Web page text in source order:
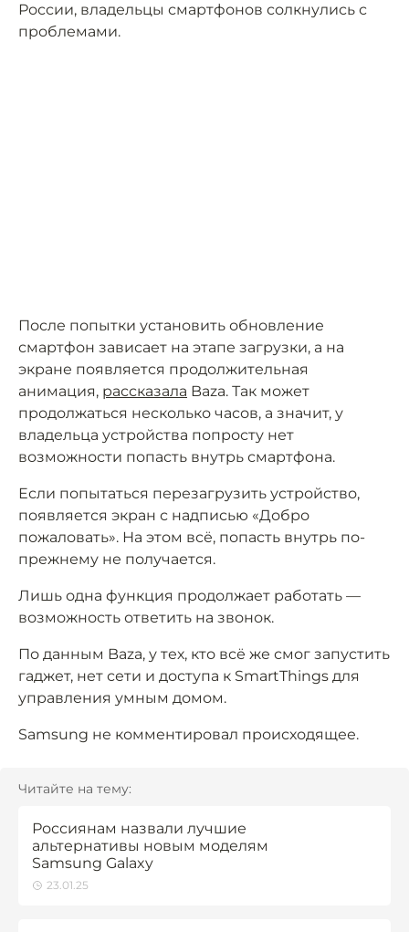
России, владельцы смартфонов солкнулись с
проблемами.
После попытки установить обновление
смартфон зависает на этапе загрузки, а на
экране появляется продолжительная
анимация, рассказала Baza. Так может
продолжаться несколько часов, а значит, у
владельца устройства попросту нет
возможности попасть внутрь смартфона.
Если попытаться перезагрузить устройство,
появляется экран с надписью «Добро
пожаловать». На этом всё, попасть внутрь по-
прежнему не получается.
Лишь одна функция продолжает работать —
возможность ответить на звонок.
По данным Baza, у тех, кто всё же смог запустить
гаджет, нет сети и доступа к SmartThings для
управления умным домом.
Samsung не комментировал происходящее.
Читайте на тему:
Россиянам назвали лучшие
альтернативы новым моделям
Samsung Galaxy
23.01.25